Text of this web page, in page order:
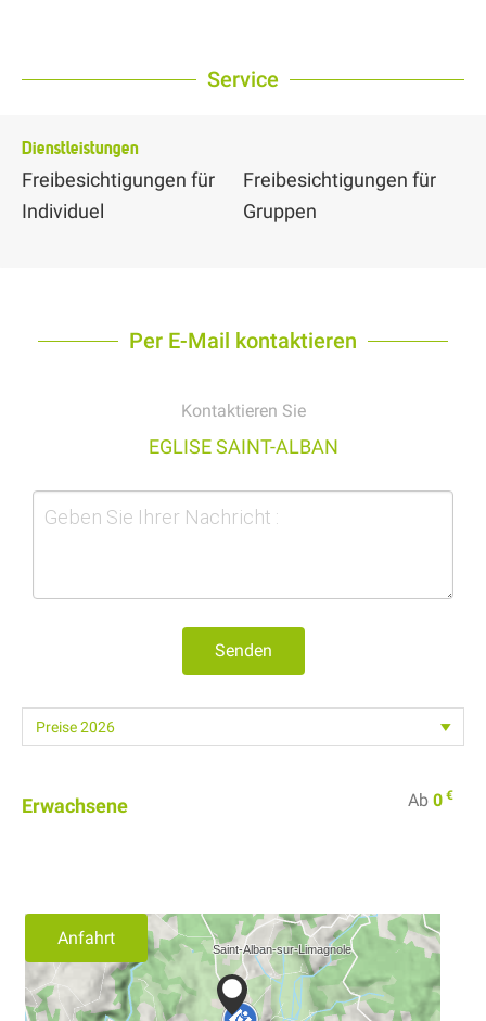
Service
Dienstleistungen
Freibesichtigungen für
Individuel
Freibesichtigungen für
Gruppen
Per E-Mail kontaktieren
Kontaktieren Sie
EGLISE SAINT-ALBAN
Senden
Erwachsene Ab 0 €
Anfahrt